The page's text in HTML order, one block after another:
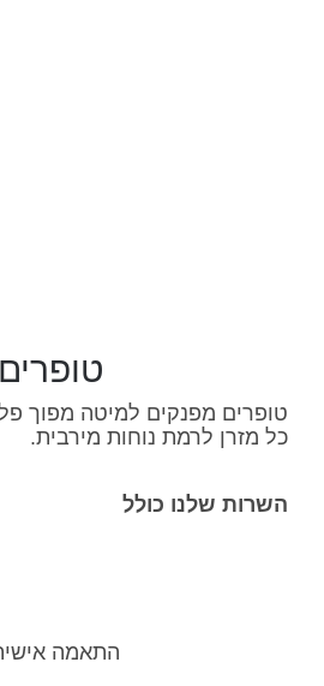
טופרים
טופרים מפנקים למיטה מפוך
כל מזרן לרמת נוחות מירבית.
השרות שלנו כולל
התאמה